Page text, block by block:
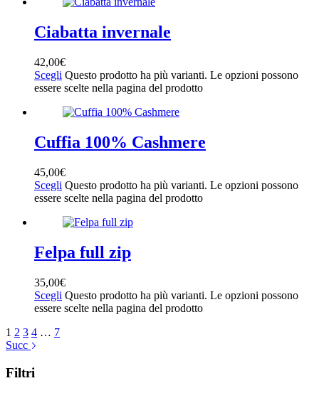
41(4)
43(4)
45
46(1)
6m(2)
12m(2)
8C(2)
9C(2)
10C(2)
12C
13C(2)
2Y(2)
4Y(2)
Ciabatta invernale
42,00€
Scegli Questo prodotto ha più varianti. Le opzioni possono
essere scelte nella pagina del prodotto
Cuffia 100% Cashmere
45,00€
Scegli Questo prodotto ha più varianti. Le opzioni possono
essere scelte nella pagina del prodotto
Felpa full zip
35,00€
Scegli Questo prodotto ha più varianti. Le opzioni possono
essere scelte nella pagina del prodotto
1 2 3 4 … 7
Succ
Filtri